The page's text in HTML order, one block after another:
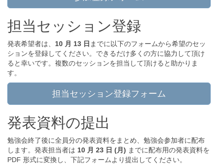
担当セッション登録
発表希望者は、 10 月 13 日 までに以下のフォームから希望のセッ
ションを登録してください。できるだけ多くの方に協力して頂け
ると幸いです。複数のセッションを担当して頂けると助かりま
す。
担当セッション登録フォーム
発表資料の提出
勉強会終了後に全員分の発表資料をまとめ、勉強会参加者に配布
します。発表担当者は 10 月 23 日 (月) までに配布用の発表資料を
PDF 形式に変換し、下記フォームより提出してください。